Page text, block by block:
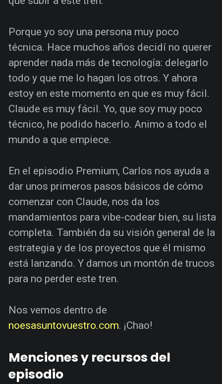
Porque yo soy una persona muy poco
técnica. Hace muchos años decidí no querer
aprender nada más de tecnología: delegarlo
todo y que me lo hagan los otros. Y ahora
estoy en este momento en que es muy fácil.
Claude es muy fácil. Yo, que soy muy poco
técnico, he podido hacerlo. Animo a todo el
mundo a que empiece.
En el episodio Premium, Carlos nos ayuda a
dar unos primeros pasos básicos de cómo
comenzar con Claude, nos da los
mandamientos para vibe-codear bien, su lista
completa. También da su visión general de la
estrategia y de los proyectos que él mismo
está lanzando. Y damos un montón de trucos
para no perder este tren.
Nos vemos dentro de
noesasuntovuestro.com. ¡Chao!
Menciones y recursos del
episodio